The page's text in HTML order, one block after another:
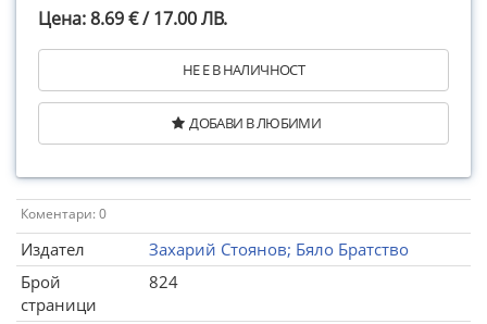
Цена: 8.69 € / 17.00 ЛВ.
НЕ Е В НАЛИЧНОСТ
ДОБАВИ В ЛЮБИМИ
Коментари: 0
Издател
Захарий Стоянов; Бяло Братство
Брой
страници
824